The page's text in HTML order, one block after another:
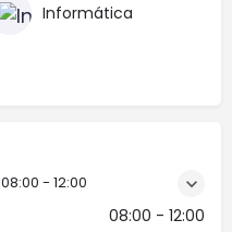
Informática
08:00 - 12:00
08:00 - 12:00